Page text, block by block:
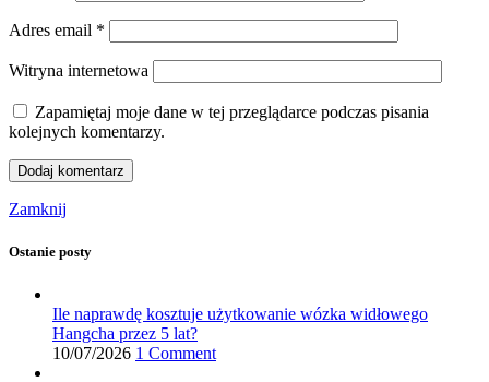
Adres email *
Witryna internetowa
Zapamiętaj moje dane w tej przeglądarce podczas pisania
kolejnych komentarzy.
Zamknij
Ostanie posty
Ile naprawdę kosztuje użytkowanie wózka widłowego
Hangcha przez 5 lat?
10/07/2026 1 Comment